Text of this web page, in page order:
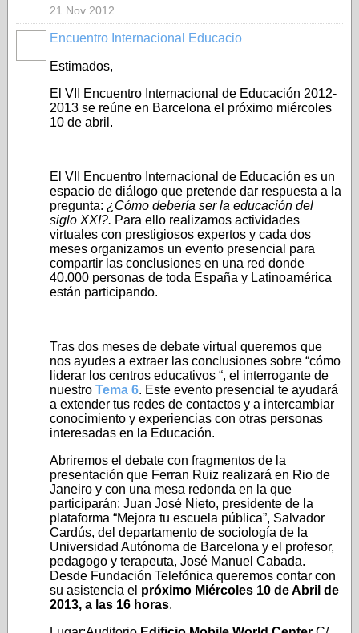
21 Nov 2012
Encuentro Internacional Educacio
Estimados,
El VII Encuentro Internacional de Educación 2012-
2013 se reúne en Barcelona el próximo miércoles
10 de abril.
El VII Encuentro Internacional de Educación es un
espacio de diálogo que pretende dar respuesta a la
pregunta: ¿Cómo debería ser la educación del
siglo XXI?. Para ello realizamos actividades
virtuales con prestigiosos expertos y cada dos
meses organizamos un evento presencial para
compartir las conclusiones en una red donde
40.000 personas de toda España y Latinoamérica
están participando.
Tras dos meses de debate virtual queremos que
nos ayudes a extraer las conclusiones sobre “cómo
liderar los centros educativos “, el interrogante de
nuestro Tema 6. Este evento presencial te ayudará
a extender tus redes de contactos y a intercambiar
conocimiento y experiencias con otras personas
interesadas en la Educación.
Abriremos el debate con fragmentos de la
presentación que Ferran Ruiz realizará en Rio de
Janeiro y con una mesa redonda en la que
participarán: Juan José Nieto, presidente de la
plataforma “Mejora tu escuela pública”, Salvador
Cardús, del departamento de sociología de la
Universidad Autónoma de Barcelona y el profesor,
pedagogo y terapeuta, José Manuel Cabada.
Desde Fundación Telefónica queremos contar con
su asistencia el próximo Miércoles 10 de Abril de
2013, a las 16 horas.